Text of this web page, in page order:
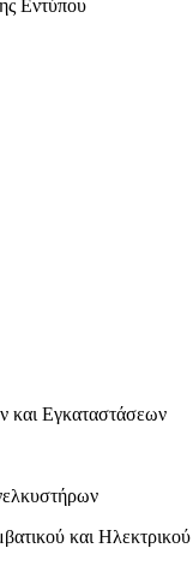
Εντύπου
και Εγκαταστάσεων
και